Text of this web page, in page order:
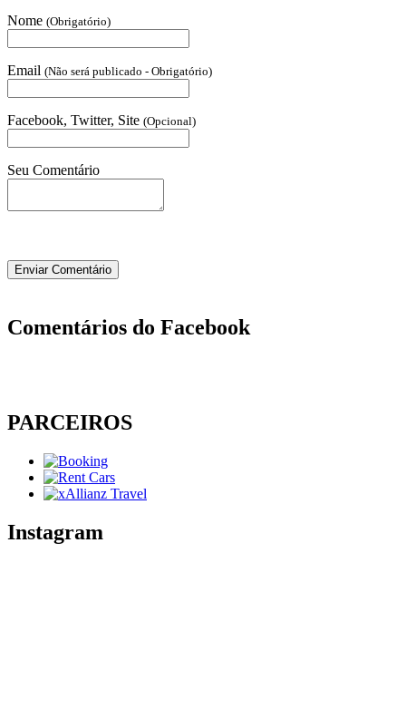
Nome (Obrigatório)
Email (Não será publicado - Obrigatório)
Facebook, Twitter, Site (Opcional)
Seu Comentário
Comentários do Facebook
PARCEIROS
Instagram